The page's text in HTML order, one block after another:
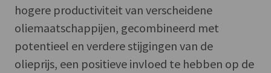
hogere productiviteit van verscheidene
oliemaatschappijen, gecombineerd met
potentieel en verdere stijgingen van de
olieprijs, een positieve invloed te hebben op de